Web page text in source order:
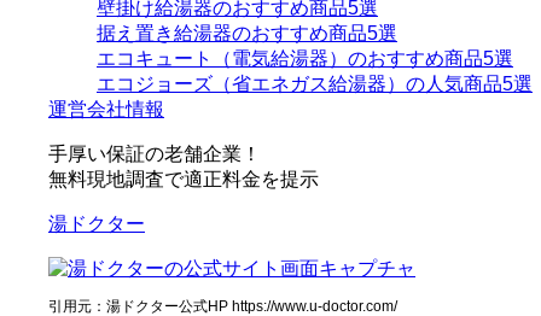
壁掛け給湯器のおすすめ商品5選
据え置き給湯器のおすすめ商品5選
エコキュート（電気給湯器）のおすすめ商品5選
エコジョーズ（省エネガス給湯器）の人気商品5選
運営会社情報
手厚い保証の老舗企業！
無料現地調査で適正料金を提示
湯ドクター
引用元：湯ドクター公式HP https://www.u-doctor.com/